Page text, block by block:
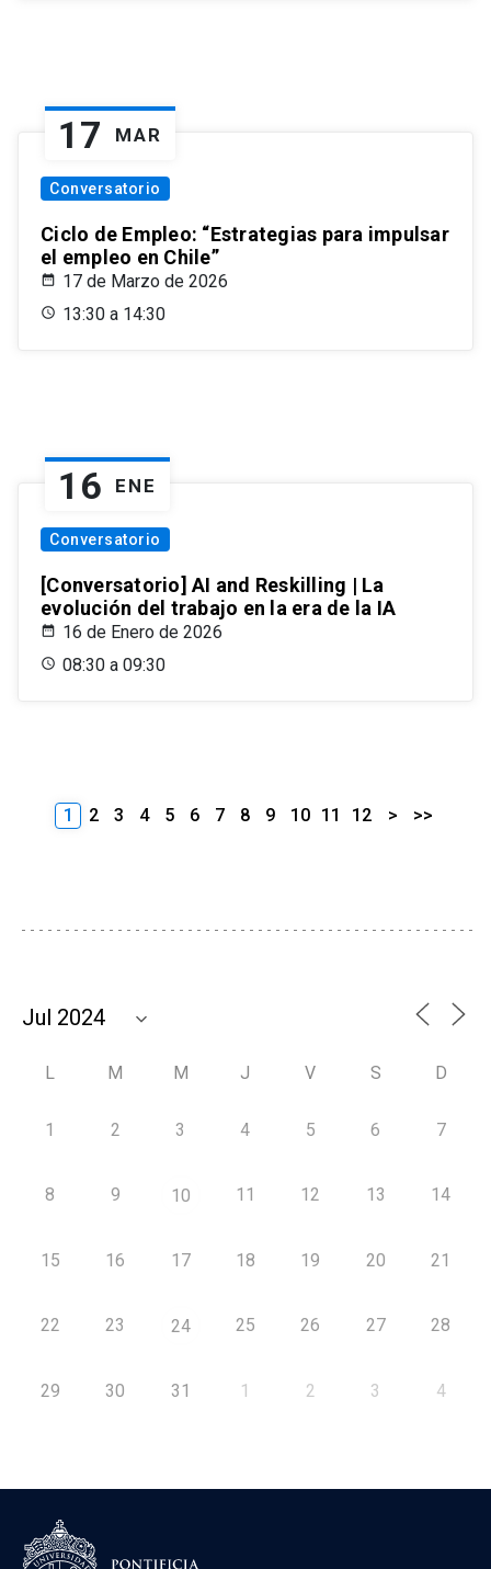
17 MAR
Conversatorio
Ciclo de Empleo: “Estrategias para impulsar
el empleo en Chile”
17 de Marzo de 2026
13:30 a 14:30
16 ENE
Conversatorio
[Conversatorio] AI and Reskilling | La
evolución del trabajo en la era de la IA
16 de Enero de 2026
08:30 a 09:30
1 2 3 4 5 6 7 8 9 10 11 12 > >>
L M M J V S D
1 2 3 4 5 6 7
8 9 10 11 12 13 14
15 16 17 18 19 20 21
22 23 24 25 26 27 28
29 30 31 1 2 3 4